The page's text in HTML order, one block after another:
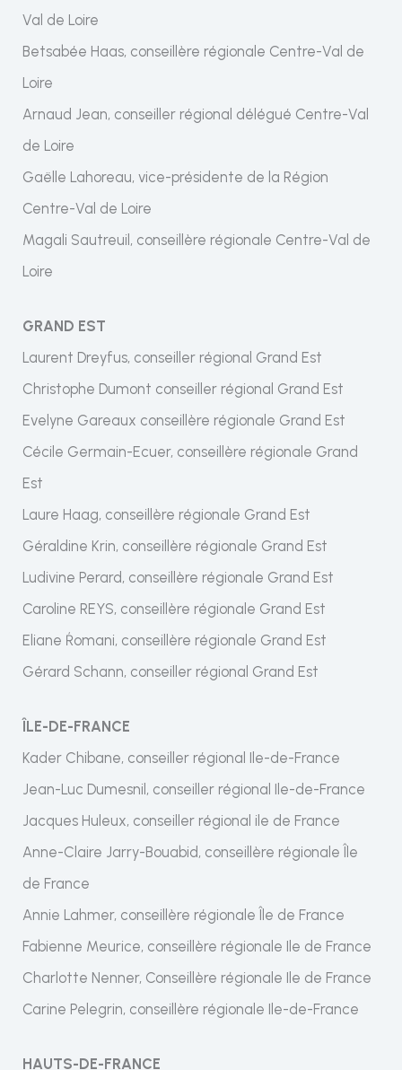
Val de Loire
Betsabée Haas, conseillère régionale Centre-Val de
Loire
Arnaud Jean, conseiller régional délégué Centre-Val
de Loire
Gaëlle Lahoreau, vice-présidente de la Région
Centre-Val de Loire
Magali Sautreuil, conseillère régionale Centre-Val de
Loire
GRAND EST
Laurent Dreyfus, conseiller régional Grand Est
Christophe Dumont conseiller régional Grand Est
Evelyne Gareaux conseillère régionale Grand Est
Cécile Germain-Ecuer, conseillère régionale Grand
Est
Laure Haag, conseillère régionale Grand Est
Géraldine Krin, conseillère régionale Grand Est
Ludivine Perard, conseillère régionale Grand Est
Caroline REYS, conseillère régionale Grand Est
Eliane Ŕomani, conseillère régionale Grand Est
Gérard Schann, conseiller régional Grand Est
ÎLE-DE-FRANCE
Kader Chibane, conseiller régional Ile-de-France
Jean-Luc Dumesnil, conseiller régional Ile-de-France
Jacques Huleux, conseiller régional ile de France
Anne-Claire Jarry-Bouabid, conseillère régionale Île
de France
Annie Lahmer, conseillère régionale Île de France
Fabienne Meurice, conseillère régionale Ile de France
Charlotte Nenner, Conseillère régionale Ile de France
Carine Pelegrin, conseillère régionale Ile-de-France
HAUTS-DE-FRANCE